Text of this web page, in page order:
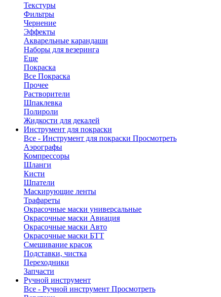
Текстуры
Фильтры
Чернение
Эффекты
Акварельные карандаши
Наборы для везеринга
Еще
Покраска
Все Покраска
Прочее
Растворители
Шпаклевка
Полироли
Жидкости для декалей
Инструмент для покраски
Все - Инструмент для покраски Просмотреть
Аэрографы
Компрессоры
Шланги
Кисти
Шпатели
Маскирующие ленты
Трафареты
Окрасочные маски универсальные
Окрасочные маски Авиация
Окрасочные маски Авто
Окрасочные маски БТТ
Смешивание красок
Подставки, чистка
Переходники
Запчасти
Ручной инструмент
Все - Ручной инструмент Просмотреть